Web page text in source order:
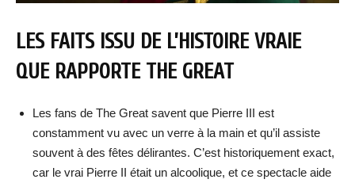
LES FAITS ISSU DE L’HISTOIRE VRAIE
QUE RAPPORTE THE GREAT
Les fans de The Great savent que Pierre III est
constamment vu avec un verre à la main et qu’il assiste
souvent à des fêtes délirantes. C’est historiquement exact,
car le vrai Pierre II était un alcoolique, et ce spectacle aide